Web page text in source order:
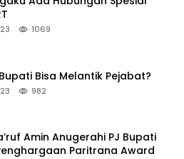
1069
Bisa Melantik Pejabat?
982
Amin Anugerahi PJ Bupati
Paritrana Award